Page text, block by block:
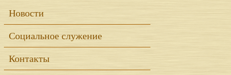
Новости
Социальное служение
Контакты